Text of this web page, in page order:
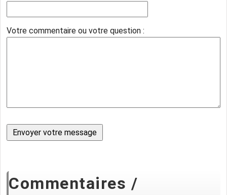
Votre commentaire ou votre question :
Commentaires /